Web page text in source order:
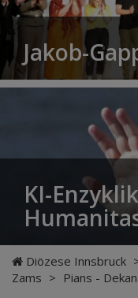
Jakob-
KI-
Diözese Innsbruck
Zams > Pians -